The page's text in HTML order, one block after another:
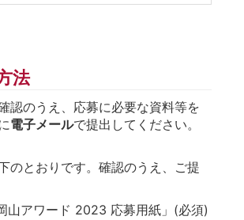
法
認のうえ、応募に必要な資料等を
電子メールで提出してください。
のとおりです。確認のうえ、ご提
山アワード 2023 応募用紙」(必須)